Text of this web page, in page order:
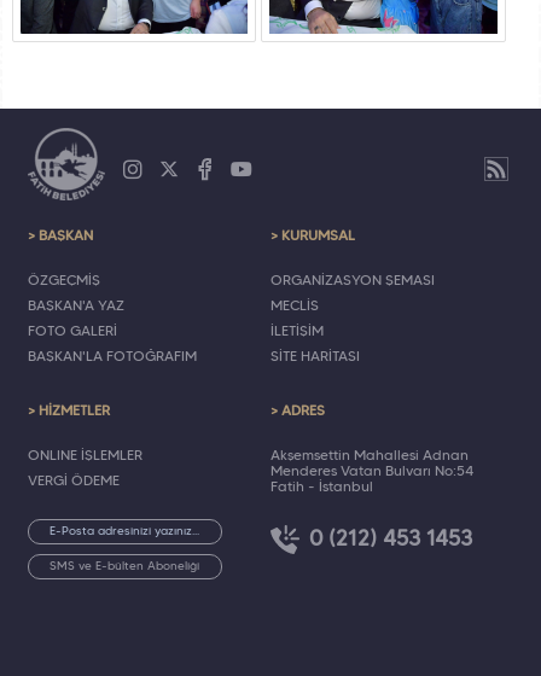
> BAŞKAN
ÖZGEÇMİŞ
BAŞKAN'A YAZ
FOTO GALERİ
BAŞKAN'LA FOTOĞRAFIM
> KURUMSAL
ORGANİZASYON ŞEMASI
MECLİS
İLETİŞİM
SİTE HARİTASI
> HİZMETLER
ONLINE İŞLEMLER
VERGİ ÖDEME
SMS ve E-bülten Aboneliği
> ADRES
Akşemsettin Mahallesi Adnan
Menderes Vatan Bulvarı No:54
Fatih - İstanbul
0 (212) 453 1453